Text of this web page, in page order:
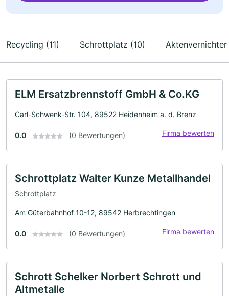
Recycling (11) Schrottplatz (10)
ELM Ersatzbrennstoff GmbH & Co.KG
Carl-Schwenk-Str. 104, 89522 Heidenheim a. d. Brenz
0.0 (0 Bewertungen) Firma bewerten
Schrottplatz Walter Kunze Metallhandel
Schrottplatz
Am Güterbahnhof 10-12, 89542 Herbrechtingen
0.0 (0 Bewertungen) Firma bewerten
Schrott Schelker Norbert Schrott und
Altmetalle